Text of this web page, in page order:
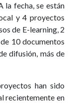
la fecha, se están
y 4 proyectos
de E-learning, 2
10 documentos
difusión, más de
han sido
recientemente en